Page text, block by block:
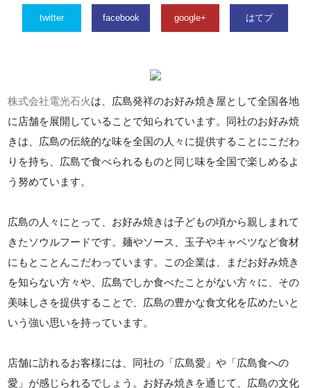
twitter facebook google+ はてブ
株式会社電光石火は、広島発祥のお好み焼き屋として全国各地
に店舗を展開していることで知られています。同社のお好み焼
きは、広島の伝統的な味を全国の人々に提供することにこだわ
りを持ち、広島で食べられるものと同じ味を全国で楽しめるよ
う努めています。
広島の人々にとって、お好み焼きは子どもの頃から親しまれて
きたソウルフードです。麺やソース、玉子やキャベツなど食材
にもとことんこだわっています。この企業は、まだお好み焼き
を知らない方々や、広島でしか食べたことがない方々に、その
美味しさを提供することで、広島の豊かな食文化を広めたいと
いう強い思いを持っています。
店舗に訪れるお客様には、同社の「広島愛」や「広島食への
愛」が感じられるでしょう。お好み焼きを通じて、広島の文化